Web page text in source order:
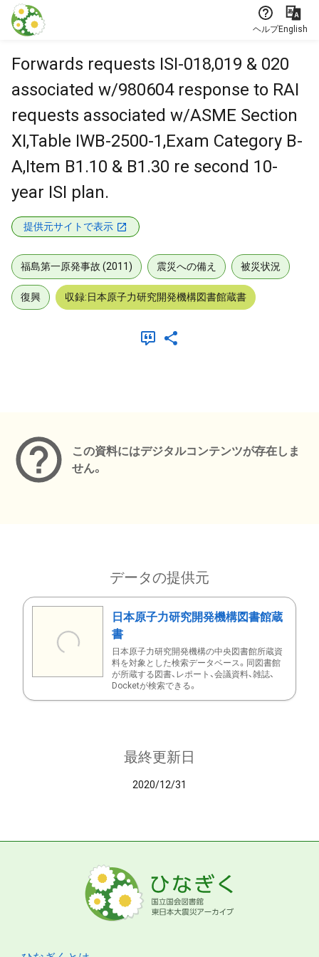
本文に飛ぶ
ヘルプEnglish
Forwards requests ISI-018,019 & 020
associated w/980604 response to RAI
requests associated w/ASME Section
XI,Table IWB-2500-1,Exam Category B-
A,Item B1.10 & B1.30 re second 10-
year ISI plan.
提供元サイトで表示
福島第一原発事故 (2011) 震災への備え 被災状況
復興 収録:日本原子力研究開発機構図書館蔵書
この資料にはデジタルコンテンツが存在しま
せん。
データの提供元
日本原子力研究開発機構図書館蔵
書
日本原子力研究開発機構の中央図書館所蔵資
料を対象とした検索データベース。同図書館
が所蔵する図書、レポート、会議資料、雑誌、
Docketが検索できる。
最終更新日
2020/12/31